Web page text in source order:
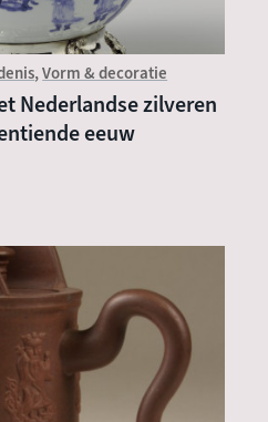
Vorm & decoratie
Nederlandse zilveren
eeuw